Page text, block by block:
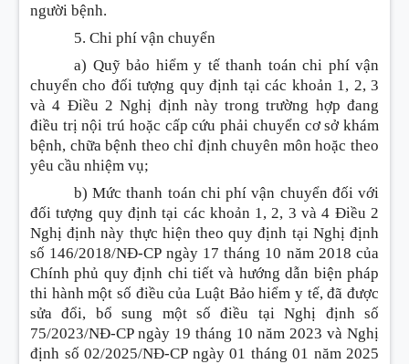
người bệnh.
5. Chi phí vận chuyển
a) Quỹ bảo hiểm y tế thanh toán chi phí vận
chuyển cho đối tượng quy định tại các khoản 1, 2, 3
và 4 Điều 2 Nghị định này trong trường hợp đang
điều trị nội trú hoặc cấp cứu phải chuyển cơ sở khám
bệnh, chữa bệnh theo chỉ định chuyên môn hoặc theo
yêu cầu nhiệm vụ;
b) Mức thanh toán chi phí vận chuyển đối với
đối tượng quy định tại các khoản 1, 2, 3 và 4 Điều 2
Nghị định này thực hiện theo quy định tại Nghị định
số 146/2018/NĐ-CP ngày 17 tháng 10 năm 2018 của
Chính phủ quy định chi tiết và hướng dẫn biện pháp
thi hành một số điều của Luật Bảo hiểm y tế, đã được
sửa đổi, bổ sung một số điều tại Nghị định số
75/2023/NĐ-CP ngày 19 tháng 10 năm 2023 và Nghị
định số 02/2025/NĐ-CP ngày 01 tháng 01 năm 2025